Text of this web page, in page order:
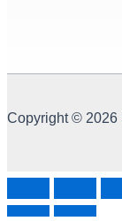
Copyright © 2026